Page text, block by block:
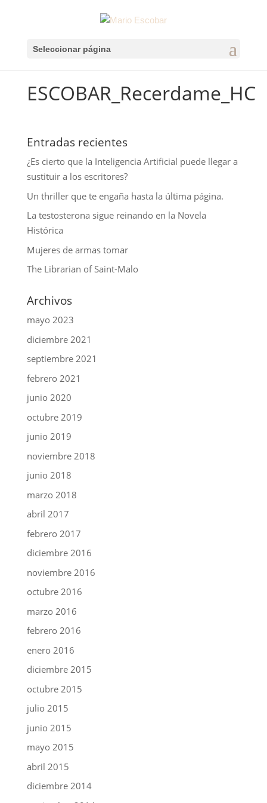
Seleccionar página
ESCOBAR_Recerdame_HC
Entradas recientes
¿Es cierto que la Inteligencia Artificial puede llegar a
sustituir a los escritores?
Un thriller que te engaña hasta la última página.
La testosterona sigue reinando en la Novela
Histórica
Mujeres de armas tomar
The Librarian of Saint-Malo
Archivos
mayo 2023
diciembre 2021
septiembre 2021
febrero 2021
junio 2020
octubre 2019
junio 2019
noviembre 2018
junio 2018
marzo 2018
abril 2017
febrero 2017
diciembre 2016
noviembre 2016
octubre 2016
marzo 2016
febrero 2016
enero 2016
diciembre 2015
octubre 2015
julio 2015
junio 2015
mayo 2015
abril 2015
diciembre 2014